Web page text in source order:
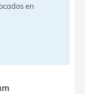
en